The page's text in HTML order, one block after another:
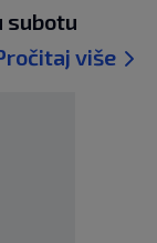
subotu
više